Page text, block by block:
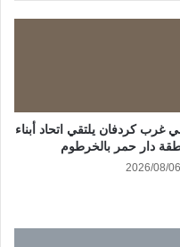
غرب كردفان يلتقي اتحاد أبناء
دار حمر بالخرطوم
2026/08/06